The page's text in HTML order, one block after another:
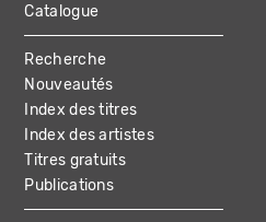
MAIN
NAVIGATION
Catalogue
Recherche
Nouveautés
Index des titres
Index des artistes
Titres gratuits
Publications